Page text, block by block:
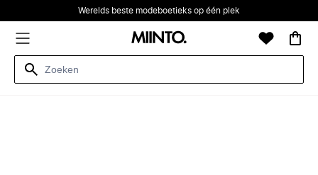
Werelds beste modeboetieks op één plek